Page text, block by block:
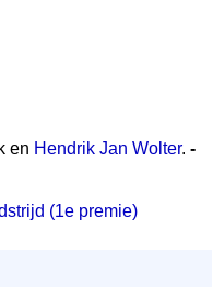
en Hendrik Jan Wolter. -
(1e premie)